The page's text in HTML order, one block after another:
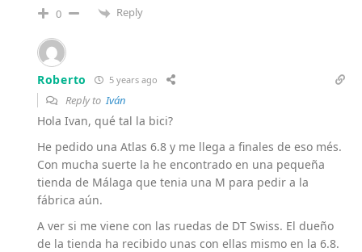
0 Reply
Roberto 5 years ago
Reply toIván
Hola Ivan, qué tal la bici?
He pedido una Atlas 6.8 y me llega a finales de eso més.
Con mucha suerte la he encontrado en una pequeña
tienda de Málaga que tenia una M para pedir a la
fábrica aún.
A ver si me viene con las ruedas de DT Swiss. El dueño
de la tienda ha recibido unas con ellas mismo en la 6.8.